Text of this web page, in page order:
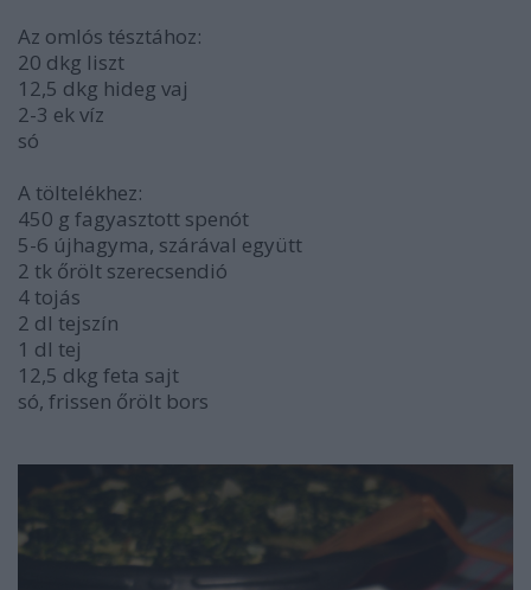
Az omlós tésztához:
20 dkg liszt
12,5 dkg hideg vaj
2-3 ek víz
só
A töltelékhez:
450 g fagyasztott spenót
5-6 újhagyma, szárával együtt
2 tk őrölt szerecsendió
4 tojás
2 dl tejszín
1 dl tej
12,5 dkg feta sajt
só, frissen őrölt bors